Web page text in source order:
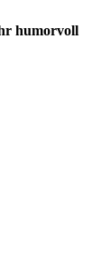
humorvoll